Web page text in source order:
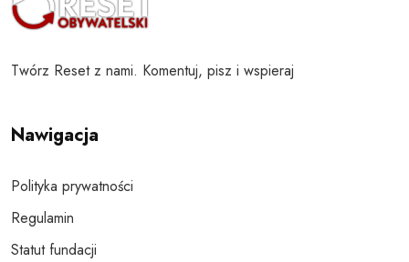
Twórz Reset z nami. Komentuj, pisz i wspieraj
Nawigacja
Polityka prywatności
Regulamin
Statut fundacji